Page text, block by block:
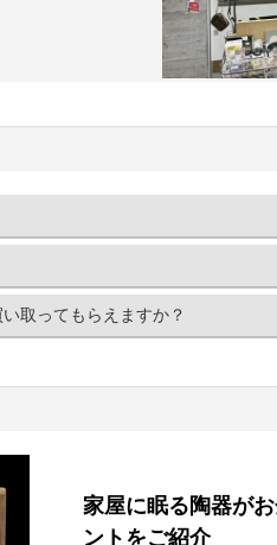
取（交野市 茄子
お客様の店頭買取
純金 盃 三盃 高価
）
客様の店頭買取
グ』をご覧頂きま
取ってもらえますか？
家屋に眠る陶器が
ントをご紹介